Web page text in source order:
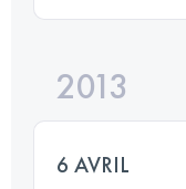
2013
6 AVRIL